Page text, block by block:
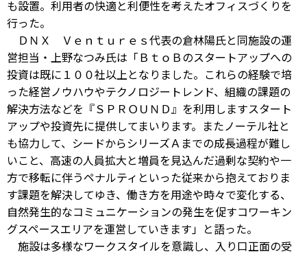
も設置。利用者の快適と利便性を考えたオフィスづくりを
行った。
ＤＮＸ Ｖｅｎｔｕｒｅｓ代表の倉林陽氏と同施設の運
営担当・上野なつみ氏は「ＢｔｏＢのスタートアップへの
投資は既に１００社以上となりました。これらの経験で培
った経営ノウハウやテクノロジートレンド、組織の課題の
解決方法などを『ＳＰＲＯＵＮＤ』を利用しますスタート
アップや投資先に提供してまいります。またノーテル社と
も協力して、シードからシリーズＡまでの成長過程が難し
いこと、高速の人員拡大と増員を見込んだ過剰な契約や一
方で移転に伴うペナルティといった従来から抱えておりま
す課題を解決してゆき、働き方を用途や時々で変化する、
自然発生的なコミュニケーションの発生を促すコワーキン
グスペースエリアを運営していきます」と語った。
施設は多様なワークスタイルを意識し、入り口正面の受